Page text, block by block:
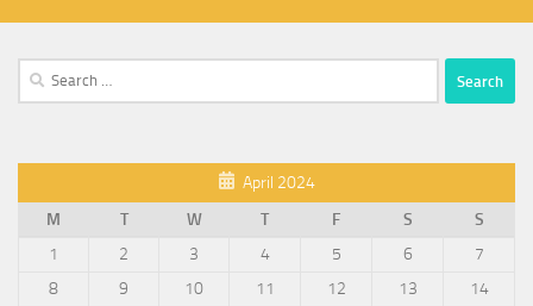
Search
April 2024
M
T W T F S
S
1
2 3 4 5 6
7
8
9 10 11 12 13
14